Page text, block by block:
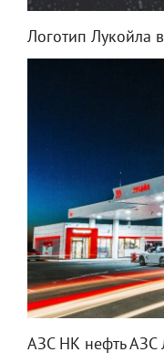
Логотип Лукойла
АЗС НК нефть АЗС